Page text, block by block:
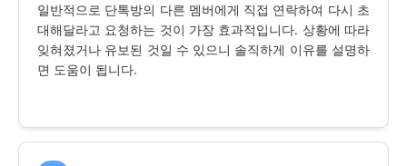
일반적으로 단톡방의 다른 멤버에게 직접 연락하여 다시 초
대해달라고 요청하는 것이 가장 효과적입니다. 상황에 따라
잊혀졌거나 유보된 것일 수 있으니 솔직하게 이유를 설명하
면 도움이 됩니다.